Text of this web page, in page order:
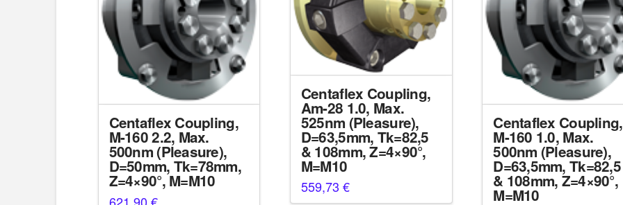
Centaflex Coupling,
M-160 2.2, Max.
500nm (Pleasure),
D=50mm, Tk=78mm,
Z=4×90°, M=M10
621,90€
Centaflex Coupling,
Am-28 1.0, Max.
525nm (Pleasure),
D=63,5mm, Tk=82,5
& 108mm, Z=4×90°,
M=M10
559,73 €
Centaflex Coupling,
M-160 1.0, Max.
500nm (Pleasure),
D=63,5mm, Tk=82,5
& 108mm, Z=4×90°,
M=M10